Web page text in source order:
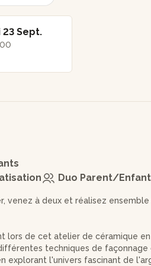
Sept.
Duo Parent/Enfant
venez à deux et réalisez
lors de cet atelier de céramique en
techniques de façonnage
explorant l'univers fascinant de